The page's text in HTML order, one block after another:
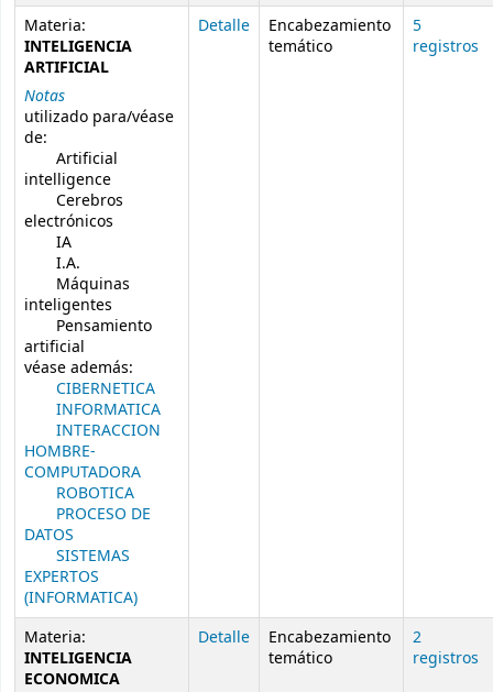
Materia:
INTELIGENCIA
ARTIFICIAL
Notas
utilizado para/véase
de:
Artificial
intelligence
Cerebros
electrónicos
IA
I.A.
Máquinas
inteligentes
Pensamiento
artificial
véase además:
CIBERNETICA
INFORMATICA
INTERACCION
HOMBRE-
COMPUTADORA
ROBOTICA
PROCESO DE
DATOS
SISTEMAS
EXPERTOS
(INFORMATICA)
Detalle
Encabezamiento
temático
5
registros
Materia:
INTELIGENCIA
ECONOMICA
Detalle
Encabezamiento
temático
2
registros